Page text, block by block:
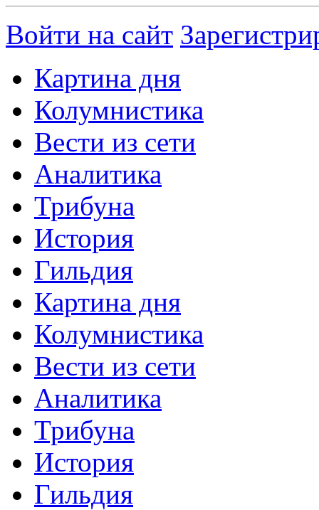
Войти на сайт
Картина дня
Колумнистика
Вести из сети
Аналитика
Трибуна
История
Гильдия
Картина дня
Колумнистика
Вести из сети
Аналитика
Трибуна
История
Гильдия